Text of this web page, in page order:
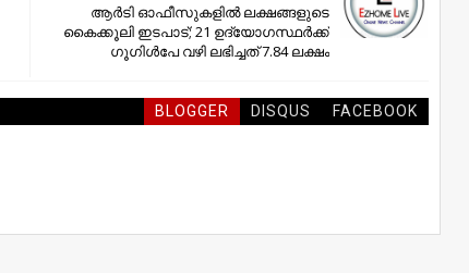
ആര്‍ടി ഓഫീസുകളില്‍ ലക്ഷങ്ങളുടെ
കൈക്കൂലി ഇടപാട്; 21 ഉദ്യോഗസ്ഥര്‍ക്ക്
ഗൂഗിള്‍പേ വഴി ലഭിച്ചത് 7.84 ലക്ഷം
BLOGGER DISQUS FACEBOOK